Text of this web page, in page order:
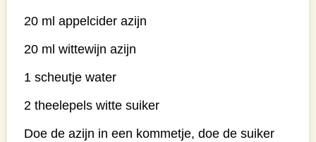
20 ml appelcider azijn
20 ml wittewijn azijn
1 scheutje water
2 theelepels witte suiker
Doe de azijn in een kommetje, doe de suiker